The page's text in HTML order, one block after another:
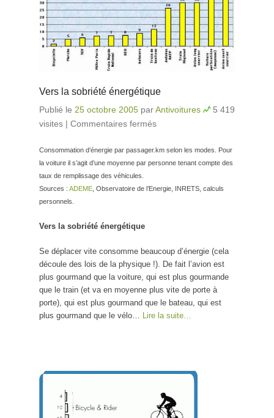
Vers la sobriété énergétique
Publié le 25 octobre 2005 parAntivoitures
5 419
visites | Commentaires fermés
Consommation d’énergie par passager.km selon les modes. Pour
la voiture il s’agit d’une moyenne par personne tenant compte des
taux de remplissage des véhicules.
Sources : ADEME , Observatoire de l’Energie, INRETS, calculs
personnels.
Vers la sobriété énergétique
Se déplacer vite consomme beaucoup d’énergie (cela
découle des lois de la physique !). De fait l’avion est
plus gourmand que la voiture, qui est plus gourmande
que le train (et va en moyenne plus vite de porte à
porte), qui est plus gourmand que le bateau, qui est
plus gourmand que le vélo… Lire la suite…